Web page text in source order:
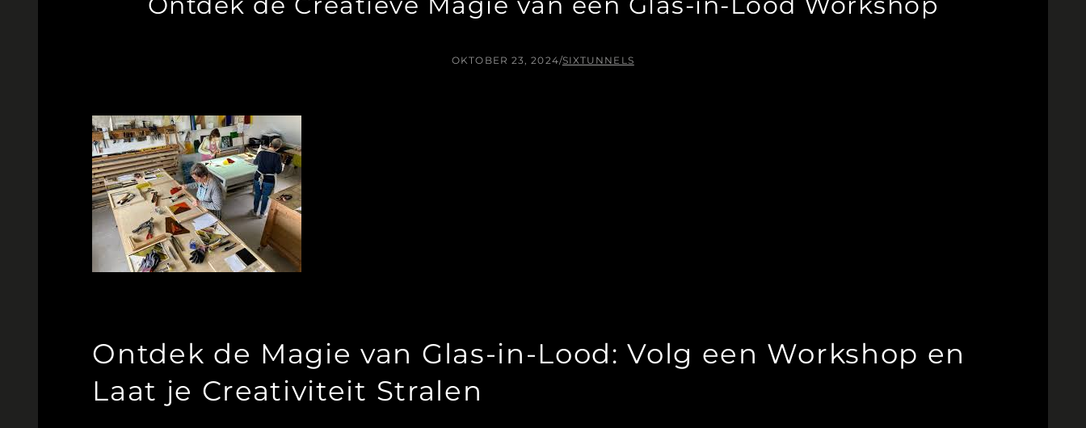
OKTOBER 23, 2024/SIXTUNNELS
Ontdek de Magie van Glas-in-Lood: Volg een Workshop en
Laat je Creativiteit Stralen